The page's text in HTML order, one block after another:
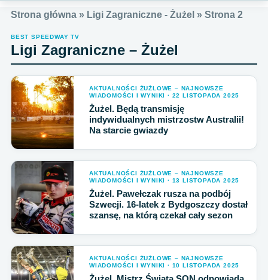
Strona główna » Ligi Zagraniczne - Żużel » Strona 2
BEST SPEEDWAY TV
Ligi Zagraniczne – Żużel
AKTUALNOŚCI ŻUŻLOWE – NAJNOWSZE
WIADOMOŚCI I WYNIKI · 22 LISTOPADA 2025
Żużel. Będą transmisję
indywidualnych mistrzostw Australii!
Na starcie gwiazdy
AKTUALNOŚCI ŻUŻLOWE – NAJNOWSZE
WIADOMOŚCI I WYNIKI · 13 LISTOPADA 2025
Żużel. Pawełczak rusza na podbój
Szwecji. 16-latek z Bydgoszczy dostał
szansę, na którą czekał cały sezon
AKTUALNOŚCI ŻUŻLOWE – NAJNOWSZE
WIADOMOŚCI I WYNIKI · 10 LISTOPADA 2025